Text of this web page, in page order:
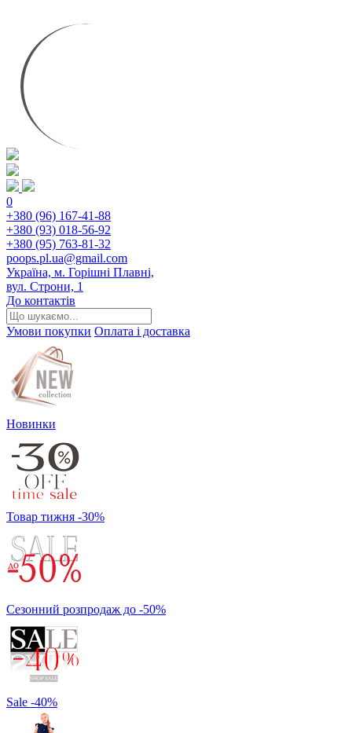
0
+380 (96) 167-41-88
+380 (93) 018-56-92
+380 (95) 763-81-32
poops.pl.ua@gmail.com
Україна, м. Горішні Плавні,
вул. Строни, 1
До контактів
Умови покупки Оплата і доставка
Новинки
Товар тижня -30%
Сезонний розпродаж до -50%
Sale -40%